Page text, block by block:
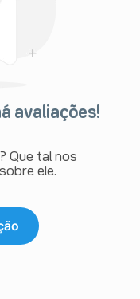
avaliações!
Que tal nos
ele.